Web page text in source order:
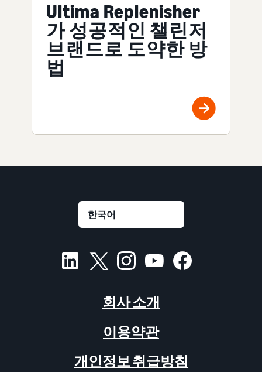
Ultima Replenisher
가 성공적인 챌린저
브랜드로 도약한 방
법
회사 소개
이용약관
개인정보 취급방침